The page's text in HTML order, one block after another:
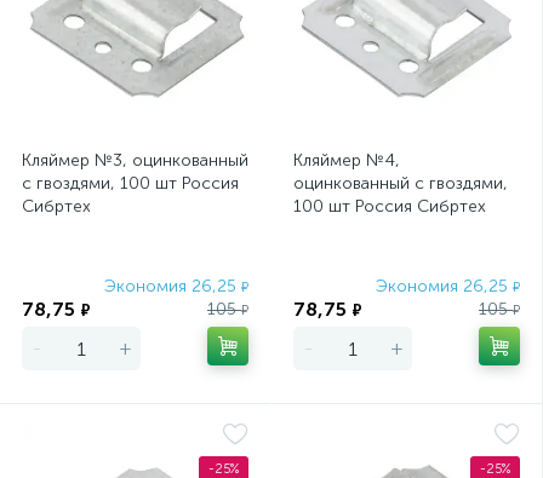
Кляймер №3, оцинкованный
с гвоздями, 100 шт Россия
Сибртех
Экономия 26,25 ₽
78,75 ₽ 105₽
- +
Кляймер №4,
оцинкованный с гвоздями,
100 шт Россия Сибртех
Экономия 26,25 ₽
78,75 ₽ 105₽
- +
-25% -25%